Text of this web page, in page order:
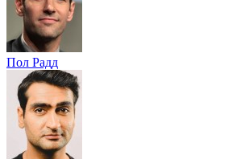
Пол Радд